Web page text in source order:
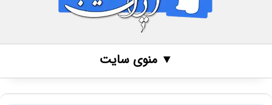
▼ منوی سایت